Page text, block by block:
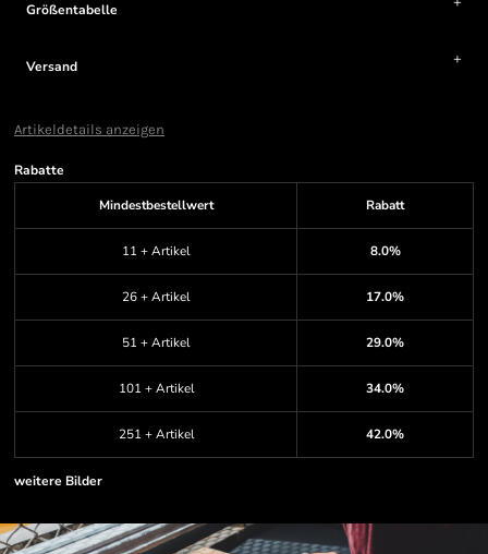
Größentabelle
Versand
Artikeldetails anzeigen
Rabatte
Mindestbestellwert
Rabatt
11 + Artikel 8.0%
26 + Artikel 17.0%
51 + Artikel 29.0%
101 + Artikel 34.0%
251 + Artikel 42.0%
weitere Bilder